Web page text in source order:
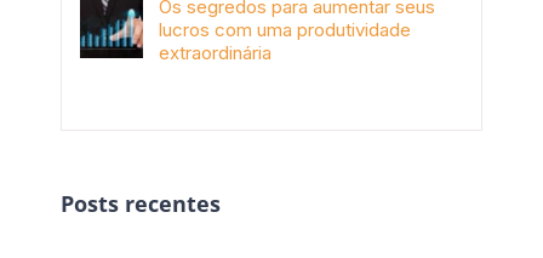
Os segredos para aumentar seus
lucros com uma produtividade
extraordinária
Posts recentes